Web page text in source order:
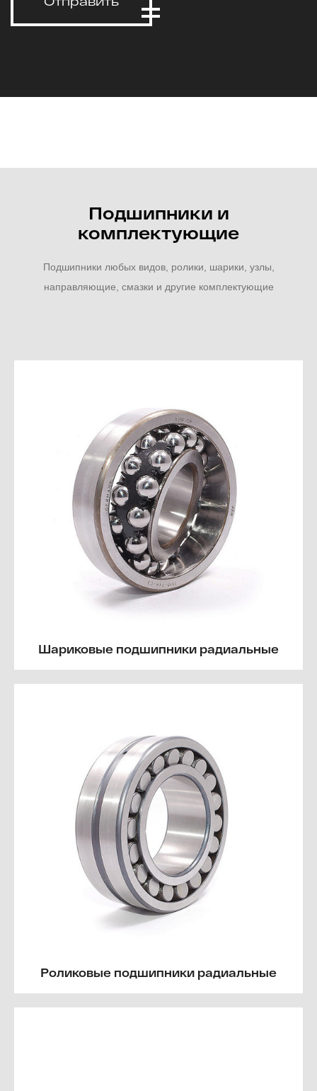
Подшипники и
комплектующие
Подшипники любых видов, ролики, шарики, узлы,
направляющие, смазки и другие комплектующие
Шариковые подшипники радиальные
Роликовые подшипники радиальные